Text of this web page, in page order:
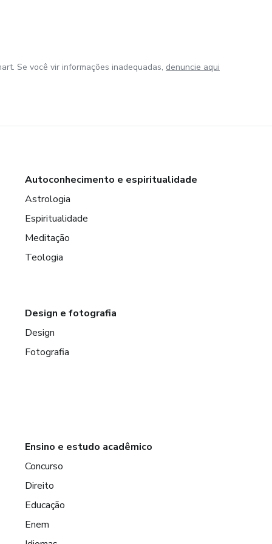
Se você vir informações inadequadas, denuncie aqui
Autoconhecimento e espiritualidade
Astrologia
Espiritualidade
Meditação
Teologia
Design e fotografia
Design
Fotografia
Ensino e estudo acadêmico
Concurso
Direito
Educação
Enem